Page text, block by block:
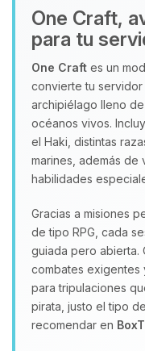
One Craft,
para tu
One Craft es un
convierte tu
archipiélago lleno
océanos vivos.
el Haki, distintas
marines, además de
habilidades
Gracias a misiones
de tipo RPG, cada
guiada pero abierta.
combates
para tripulaciones
pirata, justo el tipo
recomendar en